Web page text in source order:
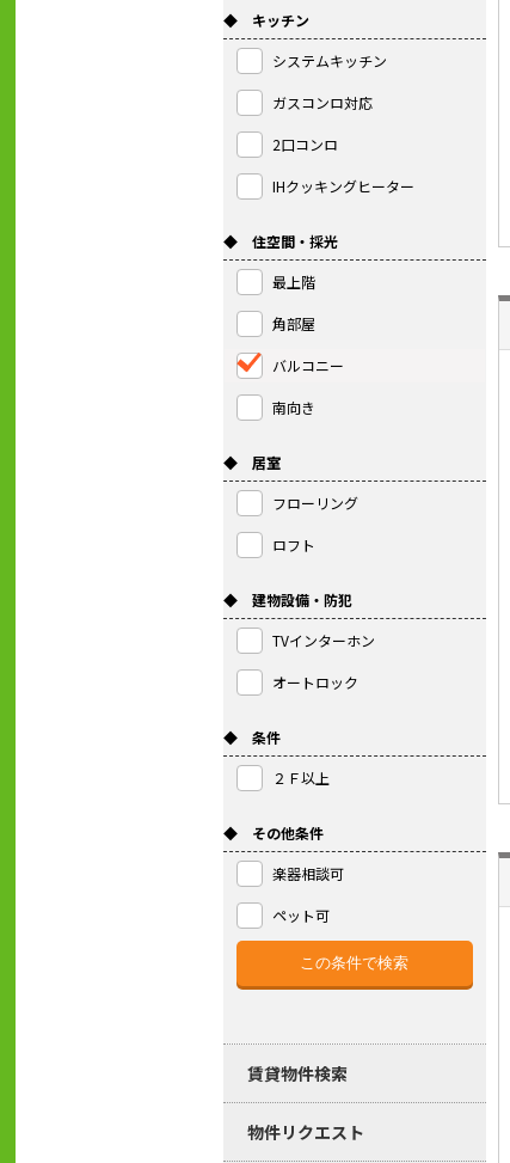
◆ キッチン
システムキッチン
ガスコンロ対応
2口コンロ
IHクッキングヒーター
◆ 住空間・採光
最上階
角部屋
バルコニー
南向き
◆ 居室
フローリング
ロフト
◆ 建物設備・防犯
TVインターホン
オートロック
◆ 条件
２Ｆ以上
◆ その他条件
楽器相談可
ペット可
賃貸物件検索
物件リクエスト